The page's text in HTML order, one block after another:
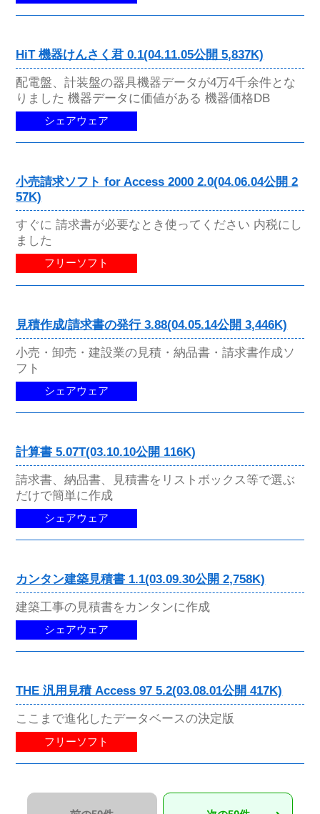
HiT 機器けんさく君 0.1(04.11.05公開 5,837K)
配電盤、計装盤の器具機器データが4万4千余件とな
りました 機器データに価値がある 機器価格DB
シェアウェア
小売請求ソフト for Access 2000 2.0(04.06.04公開 2
57K)
すぐに 請求書が必要なとき使ってください 内税にし
ました
フリーソフト
見積作成/請求書の発行 3.88(04.05.14公開 3,446K)
小売・卸売・建設業の見積・納品書・請求書作成ソ
フト
シェアウェア
計算書 5.07T(03.10.10公開 116K)
請求書、納品書、見積書をリストボックス等で選ぶ
だけで簡単に作成
シェアウェア
カンタン建築見積書 1.1(03.09.30公開 2,758K)
建築工事の見積書をカンタンに作成
シェアウェア
THE 汎用見積 Access 97 5.2(03.08.01公開 417K)
ここまで進化したデータベースの決定版
フリーソフト